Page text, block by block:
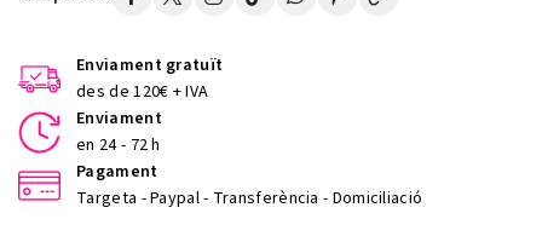
Enviament gratuït
des de 120€ + IVA
Enviament
en 24 - 72 h
Pagament
Targeta - Paypal - Transferència - Domiciliació